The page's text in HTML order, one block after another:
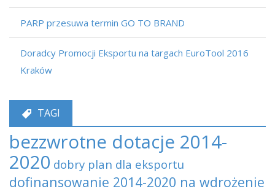
PARP przesuwa termin GO TO BRAND
Doradcy Promocji Eksportu na targach EuroTool 2016
Kraków
TAGI
bezzwrotne dotacje 2014-
2020 dobry plan dla eksportu
dofinansowanie 2014-2020 na wdrożenie